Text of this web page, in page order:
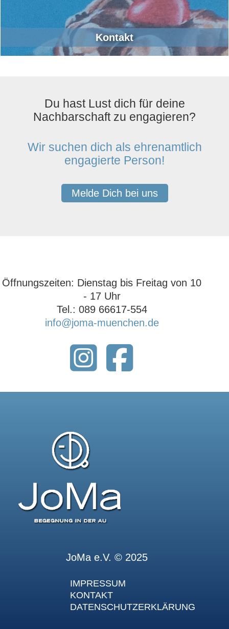
Kontakt
Du hast Lust dich für deine
Nachbarschaft zu engagieren?
Wir suchen dich als ehrenamtlich
engagierte Person!
Melde Dich bei uns
Öffnungszeiten: ‍Dienstag bis Freitag von 10
- 17 Uhr‍
Tel.: 089 66617-554
info@joma-muenchen.de
JoMa e.V. © 2025
IMPRESSUM
KONTAKT
DATENSCHUTZERKLÄRUNG